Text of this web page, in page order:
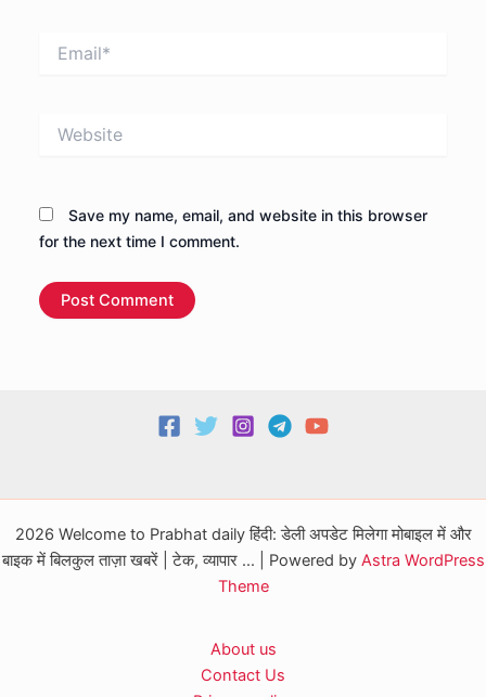
Save my name, email, and website in this browser
for the next time I comment.
2026 Welcome to Prabhat daily हिंदी: डेली अपडेट मिलेगा मोबाइल में और
बाइक में बिलकुल ताज़ा खबरें | टेक, व्यापार ... | Powered by Astra WordPress
Theme
About us
Contact Us